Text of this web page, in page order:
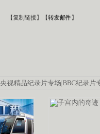
【复制链接】【转发邮件】
央视精品纪录片专场|BBC纪录片